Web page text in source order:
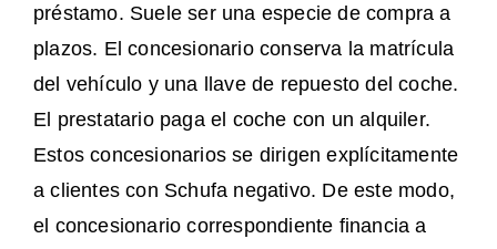
préstamo. Suele ser una especie de compra a
plazos. El concesionario conserva la matrícula
del vehículo y una llave de repuesto del coche.
El prestatario paga el coche con un alquiler.
Estos concesionarios se dirigen explícitamente
a clientes con Schufa negativo. De este modo,
el concesionario correspondiente financia a